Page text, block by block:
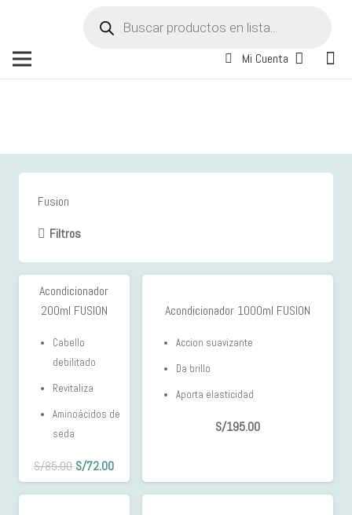
productos
Mi Cuenta
Fusion
Filtros
OFF
15%
Acondicionador
200ml FUSION
Cabello
debilitado
Revitaliza
Aminoácidos de
seda
S/85.00 El
precio
S/72.00El
precio
Acondicionador 1000ml FUSION
Accion suavizante
Da brillo
Aporta elasticidad
S/195.00